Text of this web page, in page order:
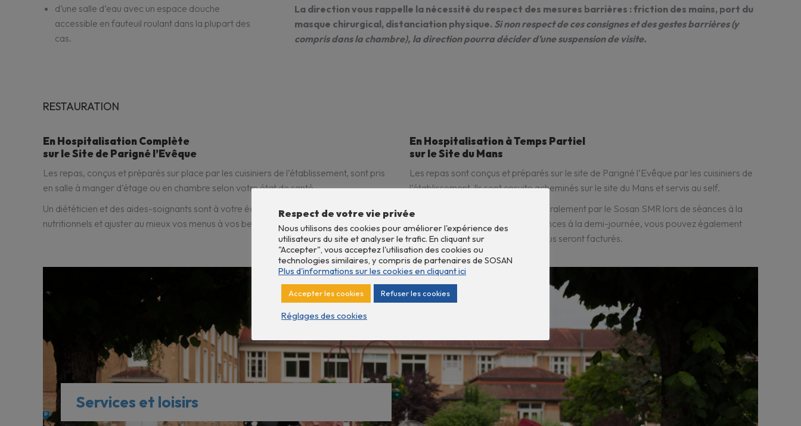
d’une salle d’eau avec un espace douche
accessible en fauteuil roulant dans la plupart des
cas.
La direction vous rappelle la nécessité du respect des mesures barrières : friction des mains, port du
masque chirurgical, distanciation physique. Si non respect de ces consignes et des gestes barrières (y
compris dans la chambre), la direction pourra décider d’une suspension de visite.
RESTAURATION
En Hospitalisation Complète
sur le Site de Parigné l’Evêque
Les repas, conçus et préparés sur place par les cuisiniers de l’établissement, sont pris
en salle à manger d’étage ou en chambre selon votre état de santé.
Un diététicien et des aides-soignants sont à votre écoute pour évaluer vos besoins
nutritionnels et ajuster au mieux vos menus à vos besoins.
En Hospitalisation à Temps Partiel
sur le Site du Mans
Les repas sont conçus et préparés sur le site de Parigné l’Evêque par les cuisiniers de
l’établissement. Ils sont ensuite acheminés sur le site du Mans et servis au self.
Les repas sont pris en charge intégralement par le Sosan SMR lors de séances à la
journée. Si vous bénéficiez de séances à la demi-journée, vous pouvez également
déjeuner au self, mais les repas vous seront facturés.
Services et loisirs
Respect de votre vie privée
Nous utilisons des cookies pour améliorer l'expérience des
utilisateurs du site et analyser le trafic. En cliquant sur
"Accepter", vous acceptez l'utilisation des cookies ou
technologies similaires, y compris de partenaires de SOSAN
Plus d'informations sur les cookies en cliquant ici
Accepter les cookies Refuser les cookies
Réglages des cookies